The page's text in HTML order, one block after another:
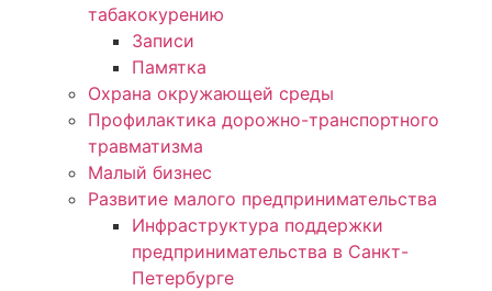
табакокурению
Записи
Памятка
Охрана окружающей среды
Профилактика дорожно-транспортного
травматизма
Малый бизнес
Развитие малого предпринимательства
Инфраструктура поддержки
предпринимательства в Санкт-
Петербурге